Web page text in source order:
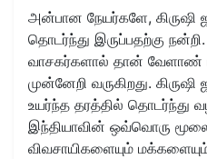
அன்பான நேயர்களே, கிருஷி
தொடர்ந்து இருப்பதற்கு
வாசகர்களால் தான் வேளாண்
முன்னேறி வருகிறது.
உயர்ந்த தரத்தில் தொடர்ந்து
இந்தியாவின் ஒவ்வொரு
விவசாயிகளையும்